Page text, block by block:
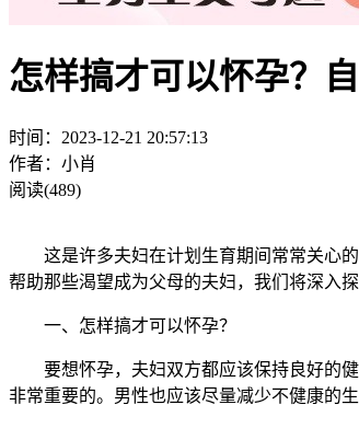
怎样搞才可以怀孕？
时间：2023-12-21 20:57:13
作者：小肖
阅读(489)
这是许多夫妇在计划生育期间常常关心的
帮助那些渴望成为父母的夫妇，我们将深入
一、怎样搞才可以怀孕？
要想怀孕，夫妇双方都应该保持良好的健
非常重要的。男性也应该尽量减少不健康的